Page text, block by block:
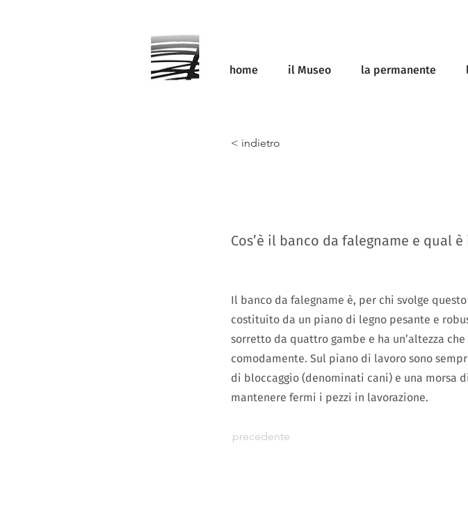
home il Museo la permanente
< indietro
Cos’è il banco da falegname e qual
Il banco da falegname è, per chi svolge
costituito da un piano di legno pesante e
sorretto da quattro gambe e ha un’altezza
comodamente. Sul piano di lavoro sono
di bloccaggio (denominati cani) e una morsa
mantenere fermi i pezzi in lavorazione.
precedente